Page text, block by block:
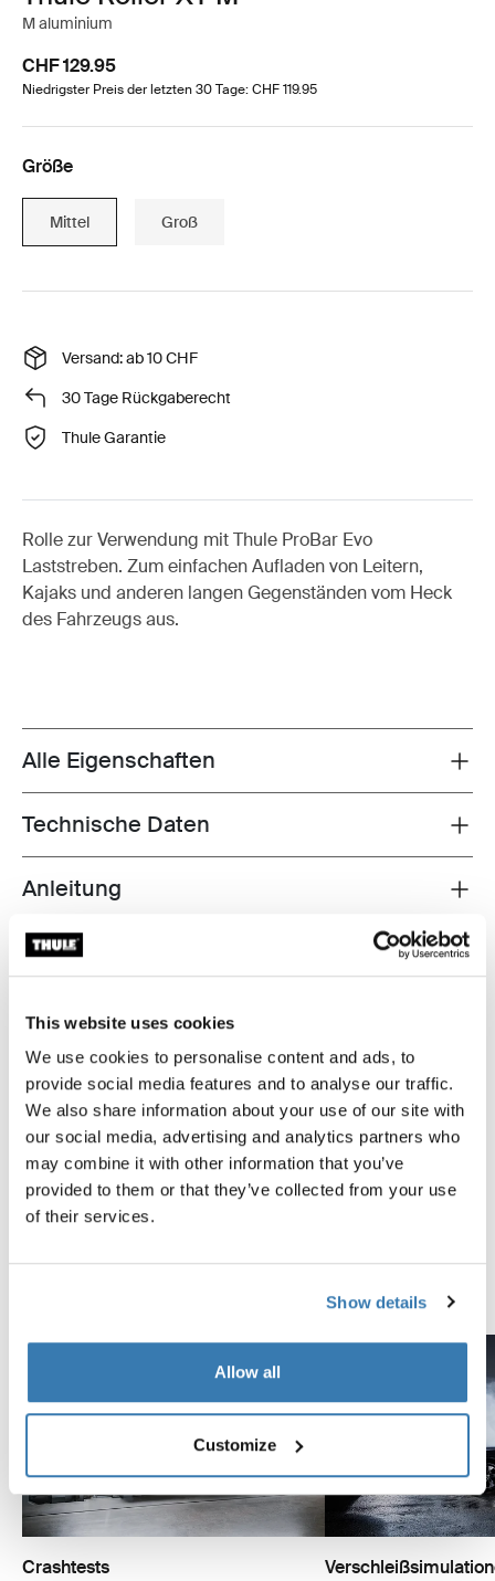
This website uses cookies
We use cookies to personalise content and ads, to
provide social media features and to analyse our traffic.
We also share information about your use of our site with
our social media, advertising and analytics partners who
may combine it with other information that you’ve
provided to them or that they’ve collected from your use
of their services.
Show details
Allow all
Customize
M aluminium
CHF 129.95
Niedrigster Preis der letzten 30 Tage: CHF 119.95
Größe
Mittel Groß
Versand: ab 10 CHF
30 Tage Rückgaberecht
Thule Garantie
Rolle zur Verwendung mit Thule ProBar Evo
Laststreben. Zum einfachen Aufladen von Leitern,
Kajaks und anderen langen Gegenständen vom Heck
des Fahrzeugs aus.
Toggle features
Alle Eigenschaften
Toggle techspec
Technische Daten
Toggle guides and instructions
Anleitung
Toggle overview
Bewertungen
Bis an die Grenzen getestet
Im Thule Test Center™ in Hillerstorp, Schweden,
werden die Produkte strengen Tests unterzogen.
Unsere Dachträgersysteme sind für einen möglichst
sicheren Transport deiner Ausrüstung und eine
möglichst sichere Befestigung auf deinem Auto
konzipiert. Folgende Beispiele sind nur einige der
Crashtests